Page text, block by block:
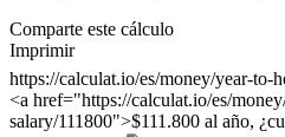
Comparte este cálculo
Imprimir
https://calculat.io/es/money/year-to-
<a href="https://calculat.io/es/
salary/111800">$111.800 al año,